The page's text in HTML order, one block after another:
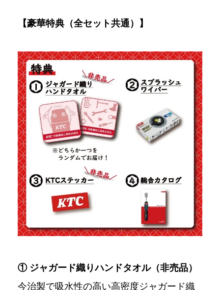
【豪華特典（全セット共通）】
① ジャガード織りハンドタオル（非売品）
今治製で吸水性の高い高密度ジャガード織